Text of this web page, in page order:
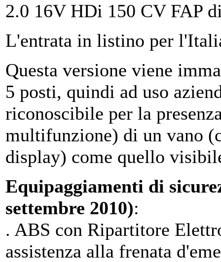
2.0 16V HDi 150 CV FAP
L'entrata in listino per
Questa versione viene
5 posti, quindi ad uso
riconoscibile per la
multifunzione) di un vano
display) come quello
Equipaggiamenti di
settembre 2010):
. ABS con Ripartitore
assistenza alla frenata